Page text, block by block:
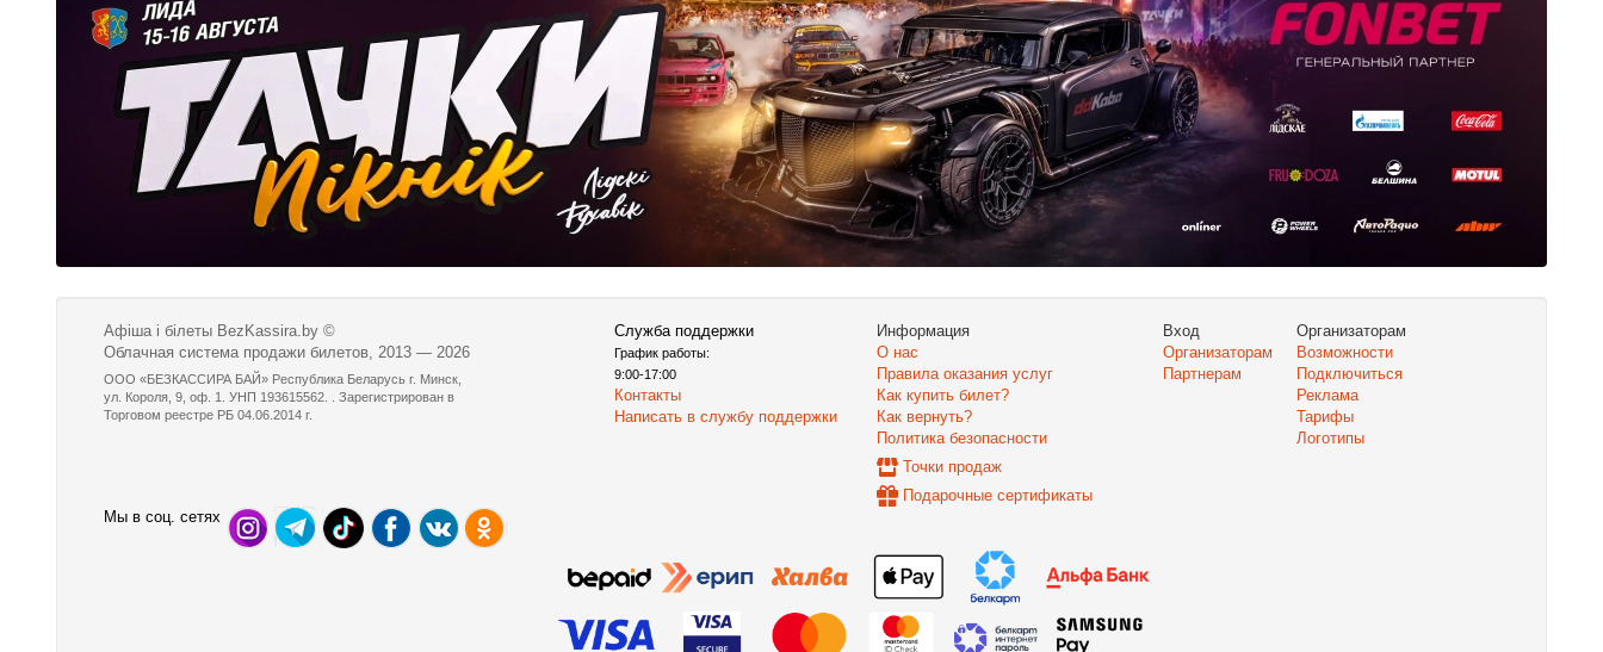
Афіша і білеты BezKassira.by ©
Облачная система продажи билетов, 2013 — 2026
ООО «БЕЗКАССИРА БАЙ» Республика Беларусь г. Минск,
ул. Короля, 9, оф. 1. УНП 193615562. . Зарегистрирован в
Торговом реестре РБ 04.06.2014 г.
Служба поддержки
График работы:
9:00-17:00
Контакты
Написать в службу поддержки
Информация
О нас
Правила оказания услуг
Как купить билет?
Как вернуть?
Политика безопасности
Точки продаж
Подарочные сертификаты
Вход
Организаторам
Партнерам
Организаторам
Возможности
Подключиться
Реклама
Тарифы
Логотипы
Мы в соц. сетях